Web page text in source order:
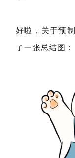
好啦，关于预
了一张总结图 ：